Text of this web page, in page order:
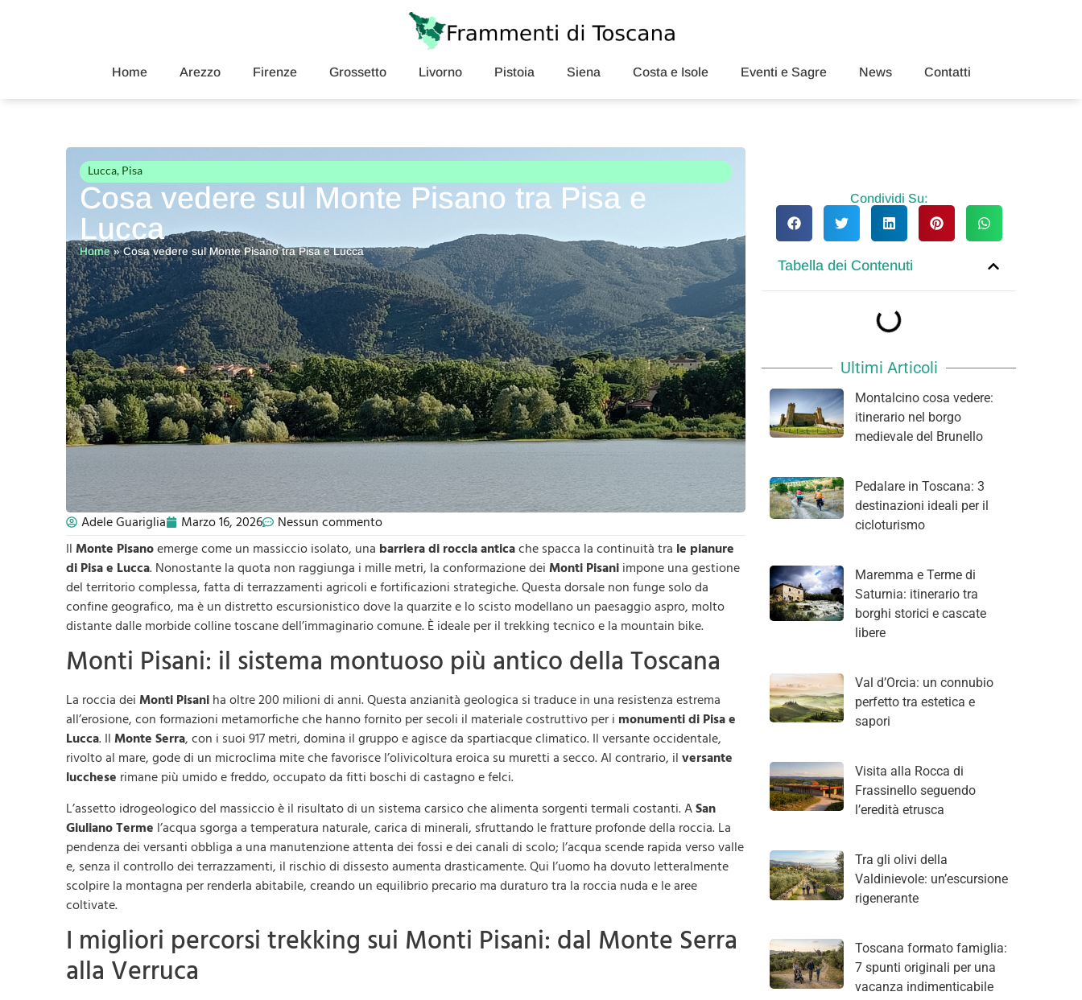
Home Arezzo Firenze Grossetto Livorno Pistoia Siena Costa e Isole Eventi e Sagre News Contatti
Lucca, Pisa
Cosa vedere sul Monte Pisano tra Pisa e
Lucca
Home»Cosa vedere sul Monte Pisano tra Pisa e Lucca
Adele Guariglia Marzo 16, 2026
Nessun commento
Il Monte Pisanoemerge come un massiccio isolato, una barriera di roccia anticache spacca la continuità tra le pianure
di Pisa e Lucca. Nonostante la quota non raggiunga i mille metri, la conformazione dei Monti Pisani impone una gestione
del territorio complessa, fatta di terrazzamenti agricoli e fortificazioni strategiche. Questa dorsale non funge solo da
confine geografico, ma è un distretto escursionistico dove la quarzite e lo scisto modellano un paesaggio aspro, molto
distante dalle morbide colline toscane dell’immaginario comune. È ideale per il trekking tecnico e la mountain bike.
Monti Pisani: il sistema montuoso più antico della Toscana
La roccia dei Monti Pisani ha oltre 200 milioni di anni. Questa anzianità geologica si traduce in una resistenza estrema
all’erosione, con formazioni metamorfiche che hanno fornito per secoli il materiale costruttivo per i monumenti di Pisa e
Lucca. Il Monte Serra, con i suoi 917 metri, domina il gruppo e agisce da spartiacque climatico. Il versante occidentale,
rivolto al mare, gode di un microclima mite che favorisce l’olivicoltura eroica su muretti a secco. Al contrario, il versante
lucchese rimane più umido e freddo, occupato da fitti boschi di castagno e felci.
L’assetto idrogeologico del massiccio è il risultato di un sistema carsico che alimenta sorgenti termali costanti. ASan
Giuliano Terme l’acqua sgorga a temperatura naturale, carica di minerali, sfruttando le fratture profonde della roccia. La
pendenza dei versanti obbliga a una manutenzione attenta dei fossi e dei canali di scolo; l’acqua scende rapida verso valle
e, senza il controllo dei terrazzamenti, il rischio di dissesto aumenta drasticamente. Qui l’uomo ha dovuto letteralmente
scolpire la montagna per renderla abitabile, creando un equilibrio precario ma duraturo tra la roccia nuda e le aree
coltivate.
I migliori percorsi trekking sui Monti Pisani: dal Monte Serra
alla Verruca
Condividi Su:
Tabella dei Contenuti
Ultimi Articoli
Montalcino cosa vedere:
itinerario nel borgo
medievale del Brunello
Pedalare in Toscana: 3
destinazioni ideali per il
cicloturismo
Maremma e Terme di
Saturnia: itinerario tra
borghi storici e cascate
libere
Val d’Orcia: un connubio
perfetto tra estetica e
sapori
Visita alla Rocca di
Frassinello seguendo
l’eredità etrusca
Tra gli olivi della
Valdinievole: un’escursione
rigenerante
Toscana formato famiglia:
7 spunti originali per una
vacanza indimenticabile